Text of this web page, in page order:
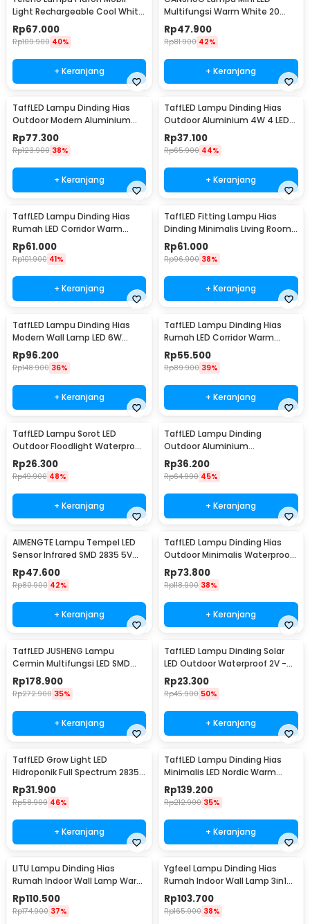
Light Rechargeable Cool White
2.2W - Y-975
Rp67.000
Rp109.900 40%
+ Keranjang
Multifungsi Warm White 20
Lumens 1W 3 PCS - YJ-904
Rp47.900
Rp81.900 42%
+ Keranjang
TaffLED Lampu Dinding Hias
Outdoor Modern Aluminium
6W Warm White - MSL022
Rp77.300
Rp123.900 38%
+ Keranjang
TaffLED Lampu Dinding Hias
Outdoor Aluminium 4W 4 LED
Warm White - B053
Rp37.100
Rp65.900 44%
+ Keranjang
TaffLED Lampu Dinding Hias
Rumah LED Corridor Warm
White 3000K 6W 29cm - F0011
Rp61.000
Rp101.900 41%
+ Keranjang
TaffLED Fitting Lampu Hias
Dinding Minimalis Living Room
Light E27 - F215
Rp61.000
Rp96.900 38%
+ Keranjang
TaffLED Lampu Dinding Hias
Modern Wall Lamp LED 6W
Warm White 85-265V -
WLA8286
Rp96.200
Rp148.900 36%
+ Keranjang
TaffLED Lampu Dinding Hias
Rumah LED Corridor Warm
White 3000K 6W 22cm - F0011
Rp55.500
Rp89.900 39%
+ Keranjang
TaffLED Lampu Sorot LED
Outdoor Floodlight Waterproof
Cool White 50W - A8
Rp26.300
Rp49.900 48%
+ Keranjang
TaffLED Lampu Dinding
Outdoor Aluminium
Waterproof LED 3W Warm
White - WD079
Rp36.200
Rp64.900 45%
+ Keranjang
AIMENGTE Lampu Tempel LED
Sensor Infrared SMD 2835 5V
50cm - D2835
Rp47.600
Rp80.900 42%
+ Keranjang
TaffLED Lampu Dinding Hias
Outdoor Minimalis Waterproof
Warm White 12W - NR-10
Rp73.800
Rp118.900 38%
+ Keranjang
TaffLED JUSHENG Lampu
Cermin Multifungsi LED SMD
2835 Cool White 14W 62cm -
5960
Rp178.900
Rp272.900 35%
+ Keranjang
TaffLED Lampu Dinding Solar
LED Outdoor Waterproof 2V -
OO10
Rp23.300
Rp45.900 50%
+ Keranjang
TaffLED Grow Light LED
Hidroponik Full Spectrum 2835
SMD 220V 50W - RO22
Rp31.900
Rp58.900 46%
+ Keranjang
TaffLED Lampu Dinding Hias
Minimalis LED Nordic Warm
White E27 12W - G9
Rp139.200
Rp212.900 35%
+ Keranjang
LITU Lampu Dinding Hias
Rumah Indoor Wall Lamp Warm
White 3000K 7W - W22
Rp110.500
Rp174.900 37%
Ygfeel Lampu Dinding Hias
Rumah Indoor Wall Lamp 3in1
Color - JS-QD407
Rp103.700
Rp165.900 38%